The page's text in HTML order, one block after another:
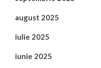
august 2025
iulie 2025
iunie 2025